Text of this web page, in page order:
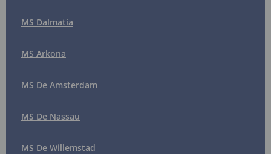
MS Dalmatia
MS Arkona
MS De Amsterdam
MS De Nassau
MS De Willemstad